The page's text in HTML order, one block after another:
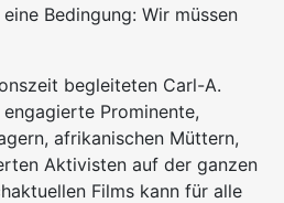
Bedingung: Wir müssen
begleiteten Carl-A.
Prominente,
afrikanischen Müttern,
Aktivisten auf der ganzen
Films kann für alle